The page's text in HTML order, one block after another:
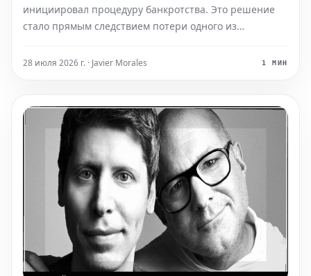
инициировал процедуру банкротства. Это решение
стало прямым следствием потери одного из
приняла решение закупать миниатюрные
28 июля 2026 г. · Javier Morales 1 МИН